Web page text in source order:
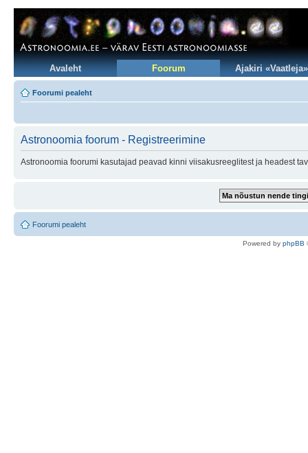
Avaleht Foorum Ajakiri «Vaatleja»
Foorumi pealeht
Astronoomia foorum - Registreerimine
Astronoomia foorumi kasutajad peavad kinni viisakusreeglitest ja headest
Foorumi pealeht
Powered by phpBB